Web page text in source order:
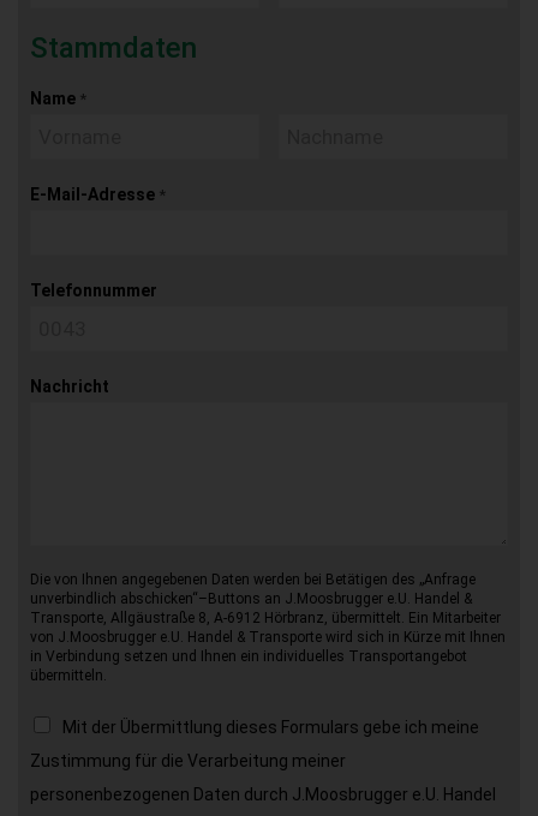
Stammdaten
Name *
E-Mail-Adresse *
Telefonnummer
Nachricht
Die von Ihnen angegebenen Daten werden bei Betätigen des „Anfrage
unverbindlich abschicken“–Buttons an J.Moosbrugger e.U. Handel &
Transporte, Allgäustraße 8, A-6912 Hörbranz, übermittelt. Ein Mitarbeiter
von J.Moosbrugger e.U. Handel & Transporte wird sich in Kürze mit Ihnen
in Verbindung setzen und Ihnen ein individuelles Transportangebot
übermitteln.
Mit der Übermittlung dieses Formulars gebe ich meine
Zustimmung für die Verarbeitung meiner
personenbezogenen Daten durch J.Moosbrugger e.U. Handel